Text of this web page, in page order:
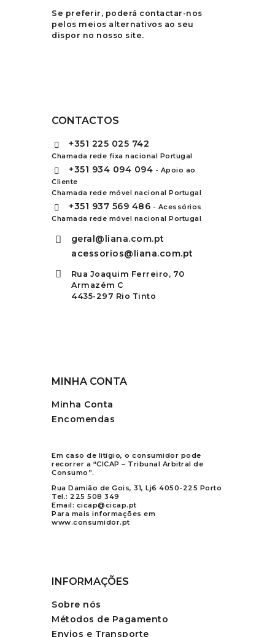
Se preferir, poderá contactar-nos
pelos meios alternativos ao seu
dispor no nosso site.
CONTACTOS
+351 225 025 742
Chamada rede fixa nacional Portugal
+351 934 094 094 - Apoio ao
Cliente
Chamada rede móvel nacional Portugal
+351 937 569 486 - Acessórios
Chamada rede móvel nacional Portugal
geral@liana.com.pt
acessorios@liana.com.pt
Rua Joaquim Ferreiro, 70
Armazém C
4435-297 Rio Tinto
MINHA CONTA
Minha Conta
Encomendas
Em caso de litígio, o consumidor pode
recorrer a “CICAP – Tribunal Arbitral de
Consumo”.
Rua Damião de Gois, 31, Lj6 4050-225 Porto
Tel.: 225 508 349
Email: cicap@cicap.pt
Para mais informações em
www.consumidor.pt
INFORMAÇÕES
Sobre nós
Métodos de Pagamento
Envios e Transporte